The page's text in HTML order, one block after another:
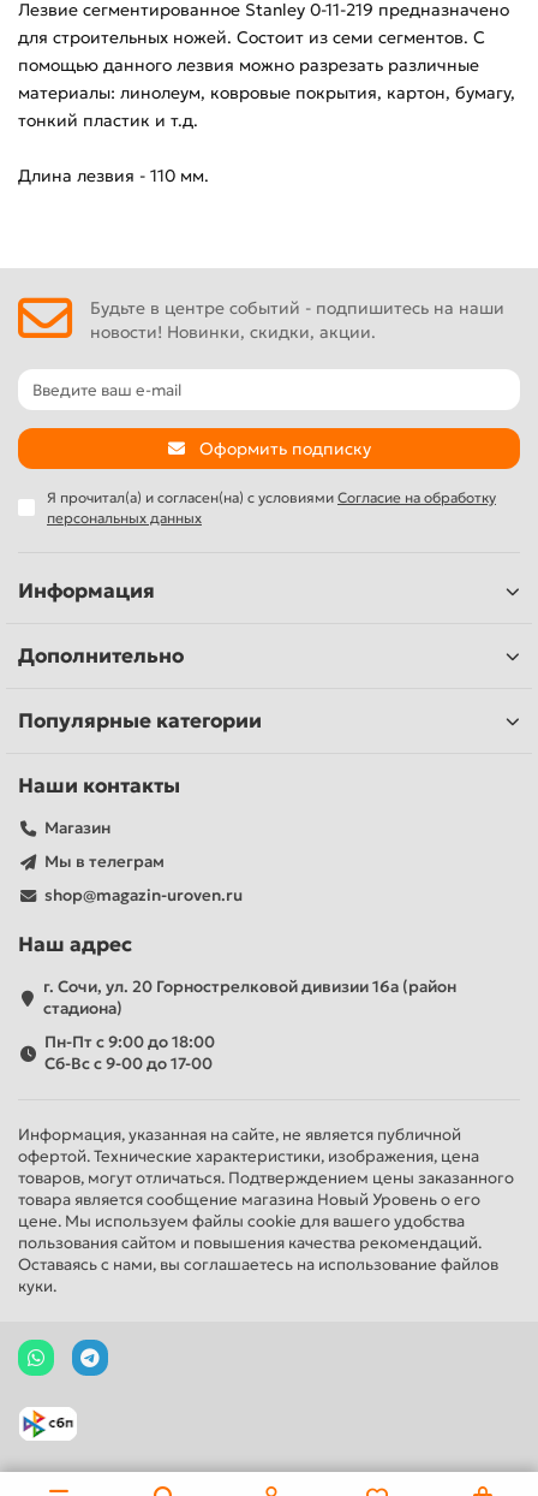
Лезвие сегментированное Stanley 0-11-219 предназначено
для строительных ножей. Состоит из семи сегментов. С
помощью данного лезвия можно разрезать различные
материалы: линолеум, ковровые покрытия, картон, бумагу,
тонкий пластик и т.д.
Длина лезвия - 110 мм.
Будьте в центре событий - подпишитесь на наши
новости! Новинки, скидки, акции.
Оформить подписку
Я прочитал(а) и согласен(на) с условиями Согласие на обработку
персональных данных
Информация
Дополнительно
Популярные категории
Наши контакты
Магазин
Мы в телеграм
shop@magazin-uroven.ru
Наш адрес
г. Сочи, ул. 20 Горнострелковой дивизии 16а (район
стадиона)
Пн-Пт с 9:00 до 18:00
Сб-Вс с 9-00 до 17-00
Информация, указанная на сайте, не является публичной
офертой. Технические характеристики, изображения, цена
товаров, могут отличаться. Подтверждением цены заказанного
товара является сообщение магазина Новый Уровень о его
цене. Мы используем файлы cookie для вашего удобства
пользования сайтом и повышения качества рекомендаций.
Оставаясь с нами, вы соглашаетесь на использование файлов
куки.